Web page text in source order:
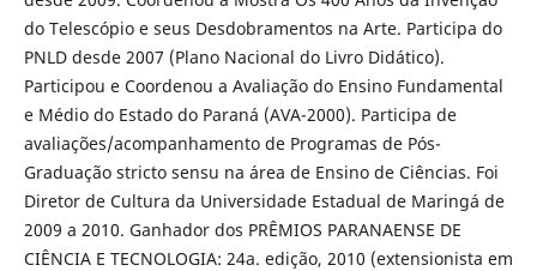
do Telescópio e seus Desdobramentos na Arte. Participa do
PNLD desde 2007 (Plano Nacional do Livro Didático).
Participou e Coordenou a Avaliação do Ensino Fundamental
e Médio do Estado do Paraná (AVA-2000). Participa de
avaliações/acompanhamento de Programas de Pós-
Graduação stricto sensu na área de Ensino de Ciências. Foi
Diretor de Cultura da Universidade Estadual de Maringá de
2009 a 2010. Ganhador dos PRÊMIOS PARANAENSE DE
CIÊNCIA E TECNOLOGIA: 24a. edição, 2010 (extensionista em